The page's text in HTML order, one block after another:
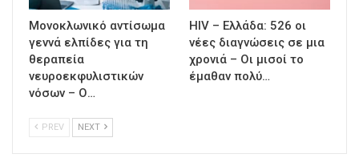
Μονοκλωνικό αντίσωμα
γεννά ελπίδες για τη
θεραπεία
νευροεκφυλιστικών
νόσων – Ο…
HIV – Ελλάδα: 526 οι
νέες διαγνώσεις σε μια
χρονιά – Οι μισοί το
έμαθαν πολύ…
PREV NEXT